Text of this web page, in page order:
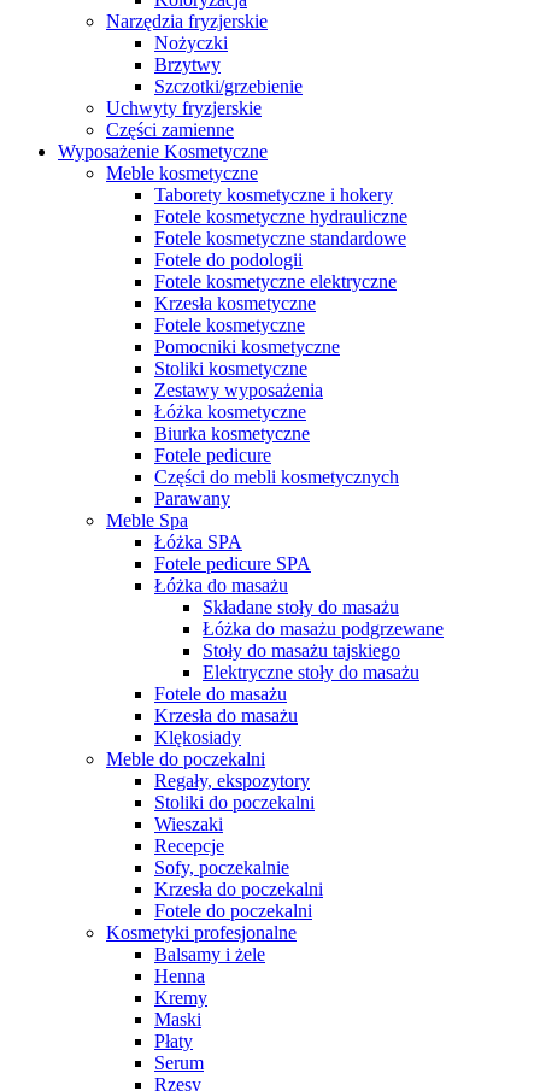
Narzędzia fryzjerskie
Nożyczki
Brzytwy
Szczotki/grzebienie
Uchwyty fryzjerskie
Części zamienne
Wyposażenie Kosmetyczne
Meble kosmetyczne
Taborety kosmetyczne i hokery
Fotele kosmetyczne hydrauliczne
Fotele kosmetyczne standardowe
Fotele do podologii
Fotele kosmetyczne elektryczne
Krzesła kosmetyczne
Fotele kosmetyczne
Pomocniki kosmetyczne
Stoliki kosmetyczne
Zestawy wyposażenia
Łóżka kosmetyczne
Biurka kosmetyczne
Fotele pedicure
Części do mebli kosmetycznych
Parawany
Meble Spa
Łóżka SPA
Fotele pedicure SPA
Łóżka do masażu
Składane stoły do masażu
Łóżka do masażu podgrzewane
Stoły do masażu tajskiego
Elektryczne stoły do masażu
Fotele do masażu
Krzesła do masażu
Klękosiady
Meble do poczekalni
Regały, ekspozytory
Stoliki do poczekalni
Wieszaki
Recepcje
Sofy, poczekalnie
Krzesła do poczekalni
Fotele do poczekalni
Kosmetyki profesjonalne
Balsamy i żele
Henna
Kremy
Maski
Płaty
Serum
Rzęsy